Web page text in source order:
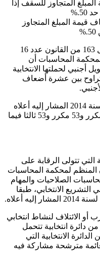
المتجاوز للسقف إذا
%.
المبلغ المتجاوز
%.
طبقا لأحكام الفصل 163 من القانون عدد 16
ثبت لمحكمة المحاسبات أن
أجنبي لحملتها الانتخابية
تتراوح بين عشرة أضعاف
.
يضاف إلى القرار عدد 20 لسنة 2014 المشار إليه أعلاه
مطة عشرون للفصل 2 والفصول 37 مكرر و53 مكرر و53 ثالثا فيما
التي تتولى الرقابة على
المنظم لمحكمة المحاسبات
الصلاحيات والمهام
الانتخابي، طبقا
.
أو الائتلاف لنشاط انتخابي
دائرة انتخابية تتحمل
الانتخابية التي
مترشحة مشاركة فيه